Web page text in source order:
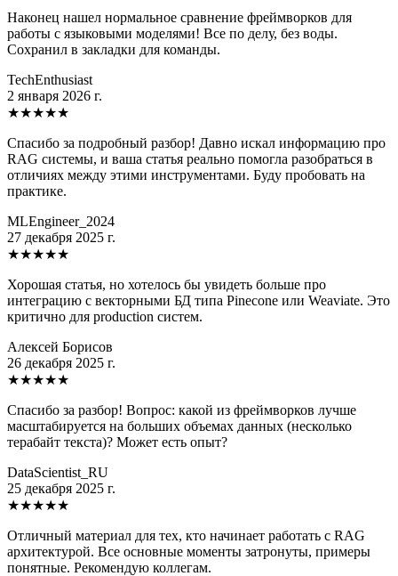
Наконец нашел нормальное сравнение фреймворков для
работы с языковыми моделями! Все по делу, без воды.
Сохранил в закладки для команды.
TechEnthusiast
2 января 2026 г.
★★★★★
Спасибо за подробный разбор! Давно искал информацию про
RAG системы, и ваша статья реально помогла разобраться в
отличиях между этими инструментами. Буду пробовать на
практике.
MLEngineer_2024
27 декабря 2025 г.
★★★★★
Хорошая статья, но хотелось бы увидеть больше про
интеграцию с векторными БД типа Pinecone или Weaviate. Это
критично для production систем.
Алексей Борисов
26 декабря 2025 г.
★★★★★
Спасибо за разбор! Вопрос: какой из фреймворков лучше
масштабируется на больших объемах данных (несколько
терабайт текста)? Может есть опыт?
DataScientist_RU
25 декабря 2025 г.
★★★★★
Отличный материал для тех, кто начинает работать с RAG
архитектурой. Все основные моменты затронуты, примеры
понятные. Рекомендую коллегам.